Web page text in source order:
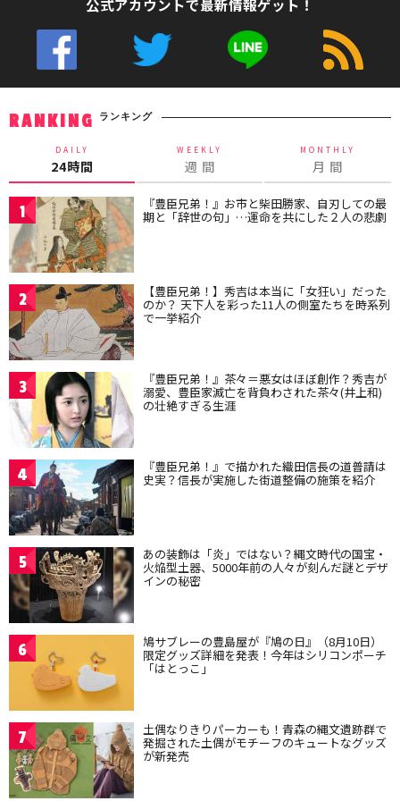
公式アカウントで最新情報ゲット！
RANKING ランキング
DAILY
24時間
WEEKLY
週 間
MONTHLY
月 間
1 『豊臣兄弟！』お市と柴田勝家、自刃しての最
期と「辞世の句」…運命を共にした２人の悲劇
2 【豊臣兄弟！】秀吉は本当に「女狂い」だった
のか？ 天下人を彩った11人の側室たちを時系列
で一挙紹介
3 『豊臣兄弟！』茶々＝悪女はほぼ創作？秀吉が
溺愛、豊臣家滅亡を背負わされた茶々(井上和)
の壮絶すぎる生涯
4 『豊臣兄弟！』で描かれた織田信長の道普請は
史実？信長が実施した街道整備の施策を紹介
5 あの装飾は「炎」ではない？縄文時代の国宝・
火焔型土器、5000年前の人々が刻んだ謎とデザ
インの秘密
6 鳩サブレーの豊島屋が『鳩の日』（8月10日）
限定グッズ詳細を発表！今年はシリコンポーチ
「はとっこ」
7 土偶なりきりパーカーも！青森の縄文遺跡群で
発掘された土偶がモチーフのキュートなグッズ
が新発売